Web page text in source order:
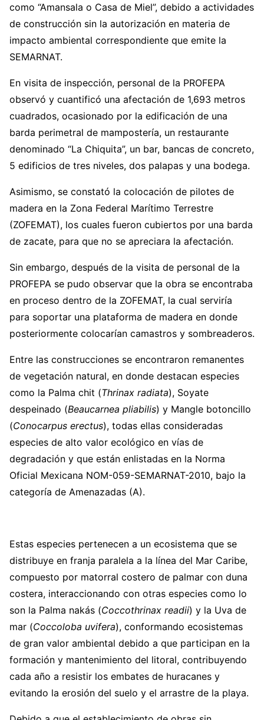
como “Amansala o Casa de Miel”, debido a actividades
de construcción sin la autorización en materia de
impacto ambiental correspondiente que emite la
SEMARNAT.
En visita de inspección, personal de la PROFEPA
observó y cuantificó una afectación de 1,693 metros
cuadrados, ocasionado por la edificación de una
barda perimetral de mampostería, un restaurante
denominado “La Chiquita”, un bar, bancas de concreto,
5 edificios de tres niveles, dos palapas y una bodega.
Asimismo, se constató la colocación de pilotes de
madera en la Zona Federal Marítimo Terrestre
(ZOFEMAT), los cuales fueron cubiertos por una barda
de zacate, para que no se apreciara la afectación.
Sin embargo, después de la visita de personal de la
PROFEPA se pudo observar que la obra se encontraba
en proceso dentro de la ZOFEMAT, la cual serviría
para soportar una plataforma de madera en donde
posteriormente colocarían camastros y sombreaderos.
Entre las construcciones se encontraron remanentes
de vegetación natural, en donde destacan especies
como la Palma chit (Thrinax radiata), Soyate
despeinado (Beaucarnea pliabilis) y Mangle botoncillo
(Conocarpus erectus), todas ellas consideradas
especies de alto valor ecológico en vías de
degradación y que están enlistadas en la Norma
Oficial Mexicana NOM-059-SEMARNAT-2010, bajo la
categoría de Amenazadas (A).
Estas especies pertenecen a un ecosistema que se
distribuye en franja paralela a la línea del Mar Caribe,
compuesto por matorral costero de palmar con duna
costera, interaccionando con otras especies como lo
son la Palma nakás (Coccothrinax readii) y la Uva de
mar (Coccoloba uvifera), conformando ecosistemas
de gran valor ambiental debido a que participan en la
formación y mantenimiento del litoral, contribuyendo
cada año a resistir los embates de huracanes y
evitando la erosión del suelo y el arrastre de la playa.